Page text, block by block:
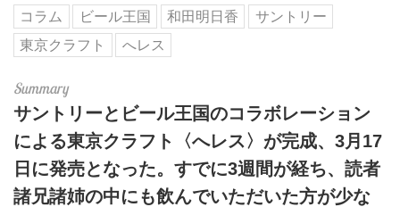
コラム ビール王国 和田明日香
サントリー
東京クラフト
へレス
サントリーとビール王国のコラボレーション
による東京クラフト〈へレス〉が完成、3月17
日に発売となった。すでに3週間が経ち、読者
諸兄諸姉の中にも飲んでいただいた方が少な